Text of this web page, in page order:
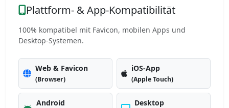
Plattform- & App-Kompatibilität
100% kompatibel mit Favicon, mobilen Apps und
Desktop-Systemen.
Web & Favicon
(Browser)
iOS-App
(Apple Touch)
Android Desktop